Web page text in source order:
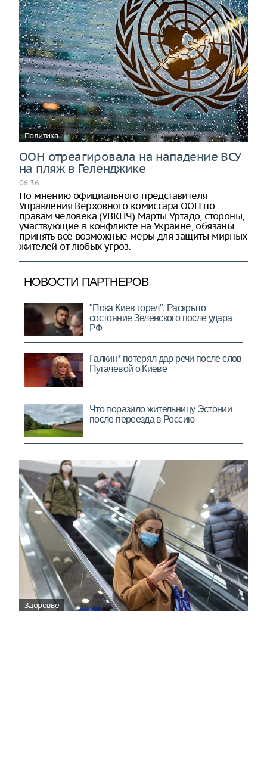
Политика
ООН отреагировала на нападение ВСУ
на пляж в Геленджике
06:36
По мнению официального представителя
Управления Верховного комиссара ООН по
правам человека (УВКПЧ) Марты Уртадо, стороны,
участвующие в конфликте на Украине, обязаны
принять все возможные меры для защиты мирных
жителей от любых угроз.
Здоровье